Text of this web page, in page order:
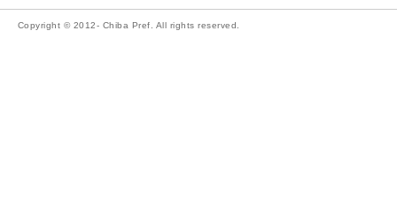
Copyright © 2012- Chiba Pref. All rights reserved.